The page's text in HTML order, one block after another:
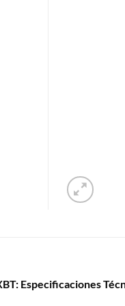
Especificaciones